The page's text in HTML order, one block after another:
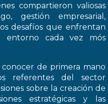
compartieron valiosas
gestión empresarial,
desafíos que enfrentan
entorno cada vez mós
de primera mano
referentes del sector
sobre la creación de
estratégicas y las